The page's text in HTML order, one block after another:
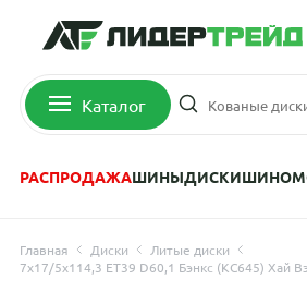
Каталог
РАСПРОДАЖАШИНЫДИСКИ
Главная Диски
Литые диски
7x17/5x114,3 ET39 D60,1 Бэнкс (КС645) Хай